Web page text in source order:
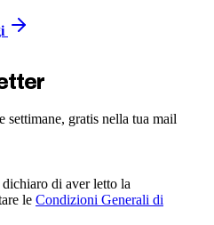
gratis nella tua mail
di aver letto la
le Condizioni Generali di